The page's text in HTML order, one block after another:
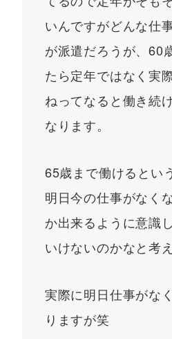
いんですがどんな仕
が派遣だろうが、60
たら定年ではなく実
ねってなると働き続
なります。
65歳まで働けるとい
明日今の仕事がなく
か出来るように意識
いけないのかなと考
実際に明日仕事がな
りますが笑